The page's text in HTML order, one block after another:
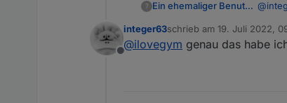
Im Log ist mir
? Ein ehemaliger Benutzer @
auf
Offline
integer63schrieb am 19. Juli 2022,
zuletzt editiert von
@ilovegym genau das habe